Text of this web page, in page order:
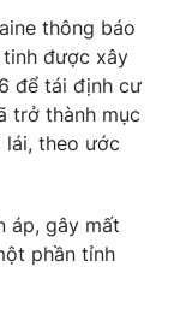
thông báo
được xây
để tái định cư
trở thành mục
lái, theo ước
áp, gây mất
phần tỉnh